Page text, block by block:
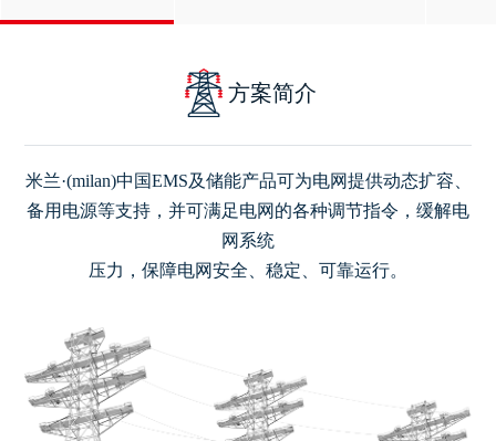
方案简介
米兰·(milan)中国EMS及储能产品可为电网提供动态扩容、
备用电源等支持， 并可满足电网的各种调节指令，缓解电
网系统
压力，保障电网安全、稳定、可靠运行。